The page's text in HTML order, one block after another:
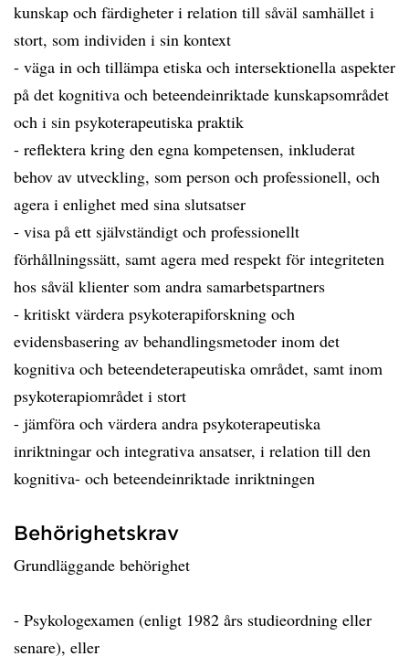
kunskap och färdigheter i relation till såväl samhället i
stort, som individen i sin kontext
- väga in och tillämpa etiska och intersektionella aspekter
på det kognitiva och beteendeinriktade kunskapsområdet
och i sin psykoterapeutiska praktik
- reflektera kring den egna kompetensen, inkluderat
behov av utveckling, som person och professionell, och
agera i enlighet med sina slutsatser
- visa på ett självständigt och professionellt
förhållningssätt, samt agera med respekt för integriteten
hos såväl klienter som andra samarbetspartners
- kritiskt värdera psykoterapiforskning och
evidensbasering av behandlingsmetoder inom det
kognitiva och beteendeterapeutiska området, samt inom
psykoterapiområdet i stort
- jämföra och värdera andra psykoterapeutiska
inriktningar och integrativa ansatser, i relation till den
kognitiva- och beteendeinriktade inriktningen
Behörighetskrav
Grundläggande behörighet
- Psykologexamen (enligt 1982 års studieordning eller
senare), eller